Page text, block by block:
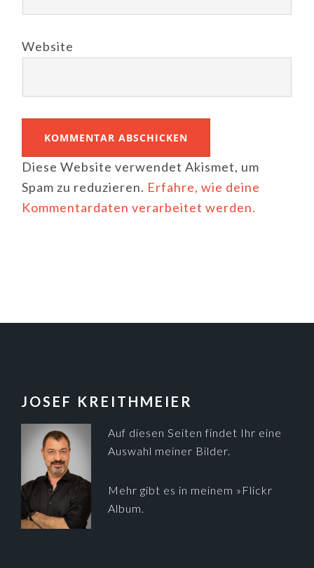
Website
Diese Website verwendet Akismet, um
Spam zu reduzieren. Erfahre, wie deine
Kommentardaten verarbeitet werden.
FOOTER
JOSEF KREITHMEIER
Auf diesen Seiten findet Ihr eine
Auswahl meiner Bilder.
Mehr gibt es in meinem »Flickr
Album.